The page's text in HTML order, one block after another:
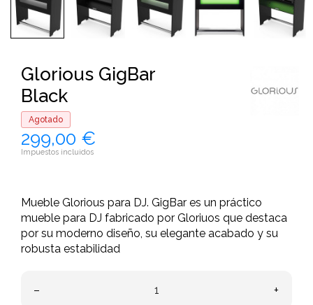
Glorious GigBar
Black
Agotado
299,00 €
Impuestos incluidos
Mueble Glorious para DJ. GigBar es un práctico
mueble para DJ fabricado por Gloriuos que destaca
por su moderno diseño, su elegante acabado y su
robusta estabilidad
– +